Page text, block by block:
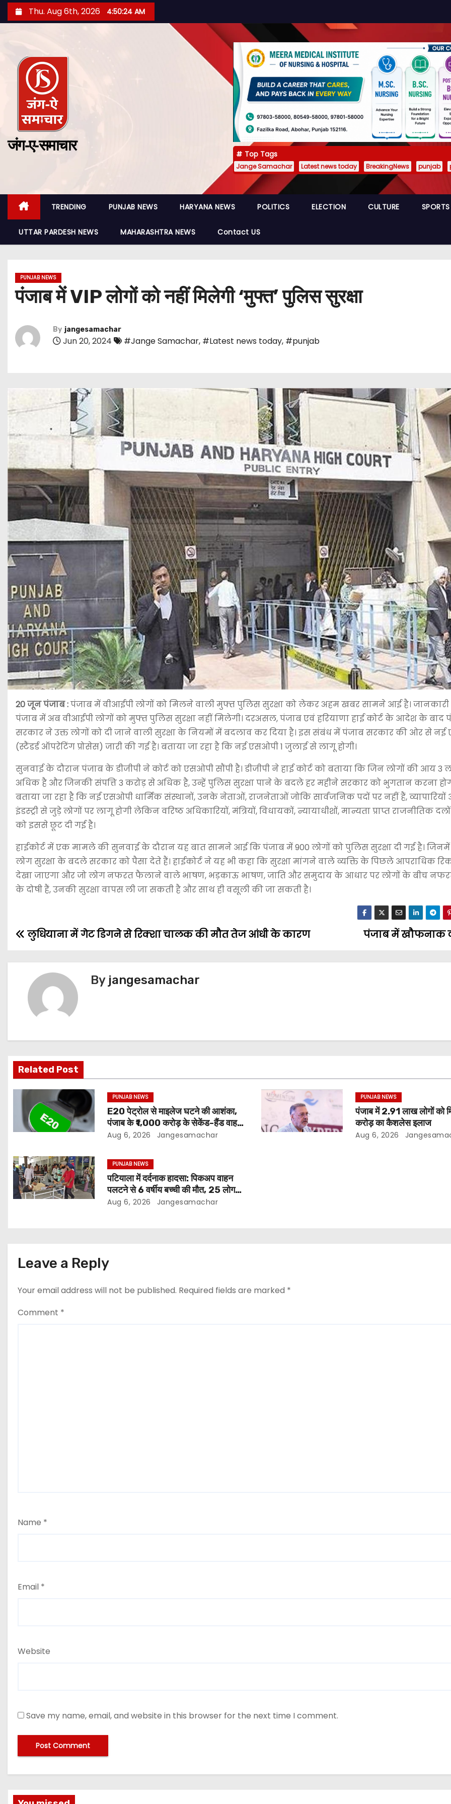
Thu. Aug 6th, 2026 4:50:26 AM
जंग-ए-समाचार
Top Tags
Jange Samachar Latest news today BreakingNews punjab
TRENDING PUNJAB NEWS HARYANA NEWS POLITICS ELECTION CULTURE SPORTS
UTTAR PARDESH NEWS MAHARASHTRA NEWS Contact US
PUNJAB NEWS
पंजाब में VIP लोगों को नहीं मिलेगी ‘मुफ्त’ पुलिस सुरक्षा
By jangesamachar
Jun 20, 2024 #Jange Samachar, #Latest news today, #punjab
20 जूनपंजाब :पंजाब में वीआईपी लोगों को मिलने वाली मुफ्त पुलिस सुरक्षा को लेकर अहम खबर सामने आई है। जानकारी
पंजाब में अब वीआईपी लोगों को मुफ्त पुलिस सुरक्षा नहीं मिलेगी। दरअसल, पंजाब एवं हरियाणा हाई कोर्ट के आदेश के बाद
सरकार ने उक्त लोगों को दी जाने वाली सुरक्षा के नियमों में बदलाव कर दिया है। इस संबंध में पंजाब सरकार की ओर से
(स्टैंडर्ड ऑपरेटिंग प्रोसेस) जारी की गई है। बताया जा रहा है कि नई एसओपी 1 जुलाई से लागू होगी।
सुनवाई के दौरान पंजाब के डीजीपी ने कोर्ट को एसओपी सौंपी है। डीजीपी ने हाई कोर्ट को बताया कि जिन लोगों की आय 3
अधिक है और जिनकी संपत्ति 3 करोड़ से अधिक है, उन्हें पुलिस सुरक्षा पाने के बदले हर महीने सरकार को भुगतान करना
बताया जा रहा है कि नई एसओपी धार्मिक संस्थानों, उनके नेताओं, राजनेताओं जोकि सार्वजनिक पदों पर नहीं हैं,
इंडस्ट्री से जुड़े लोगों पर लागू होगी लेकिन वरिष्ठ अधिकारियों, मंत्रियों, विधायकों, न्यायाधीशों, मान्यता प्राप्त राजनीतिक
को इससे छूट दी गई है।
हाईकोर्ट में एक मामले की सुनवाई के दौरान यह बात सामने आई कि पंजाब में 900 लोगों को पुलिस सुरक्षा दी गई है।
लोग सुरक्षा के बदले सरकार को पैसा देते हैं। हाईकोर्ट ने यह भी कहा कि सुरक्षा मांगने वाले व्यक्ति के पिछले आपराधिक
देखा जाएगा और जो लोग नफरत फैलाने वाले भाषण, भड़काऊ भाषण, जाति और समुदाय के आधार पर लोगों के बीच
के दोषी हैं, उनकी सुरक्षा वापस ली जा सकती है और साथ ही वसूली की जा सकती है।
पंजाब में खौफनाक
लुधियाना में गेट डिगने से रिक्शा चालक की मौत तेज आंधी के कारण
By jangesamachar
Related Post
PUNJAB NEWS
E20 पेट्रोल से माइलेज घटने की आशंका,
पंजाब के ₹1,000 करोड़ के सेकेंड-हैंड वाहन
बाजार पर असर
Aug 6, 2026 Jangesamachar
PUNJAB NEWS
पंजाब में 2.91 लाख लोगों को
करोड़ का कैशलेस इलाज
Aug 6, 2026
PUNJAB NEWS
पटियाला में दर्दनाक हादसा: पिकअप वाहन
पलटने से 6 वर्षीय बच्ची की मौत, 25 लोग
घायल
Aug 6, 2026 Jangesamachar
Leave a Reply
Your email address will not be published. Required fields are marked *
Comment *
Name *
Email *
Website
Save my name, email, and website in this browser for the next time I comment.